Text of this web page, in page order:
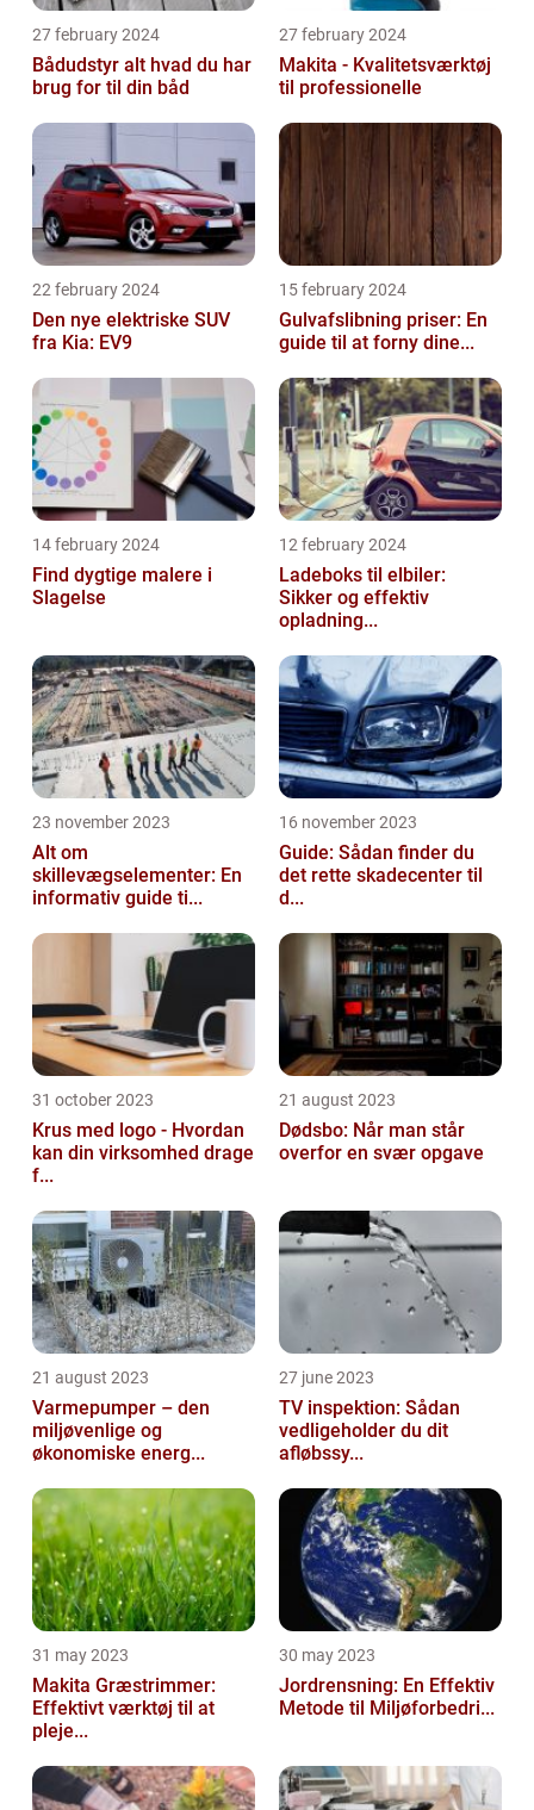
27 february 2024
Bådudstyr alt hvad du har
brug for til din båd
27 february 2024
Makita - Kvalitetsværktøj
til professionelle
22 february 2024
Den nye elektriske SUV
fra Kia: EV9
15 february 2024
Gulvafslibning priser: En
guide til at forny dine...
14 february 2024
Find dygtige malere i
Slagelse
12 february 2024
Ladeboks til elbiler:
Sikker og effektiv
opladning...
23 november 2023
Alt om
skillevægselementer: En
informativ guide ti...
16 november 2023
Guide: Sådan finder du
det rette skadecenter til
d...
31 october 2023
Krus med logo - Hvordan
kan din virksomhed drage
f...
21 august 2023
Dødsbo: Når man står
overfor en svær opgave
21 august 2023
Varmepumper – den
miljøvenlige og
økonomiske energ...
27 june 2023
TV inspektion: Sådan
vedligeholder du dit
afløbssy...
31 may 2023
Makita Græstrimmer:
Effektivt værktøj til at
pleje...
30 may 2023
Jordrensning: En Effektiv
Metode til Miljøforbedri...